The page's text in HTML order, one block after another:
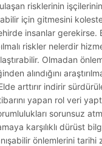
risklerinin
için gitmesini
insanlar gerekirse.
riskler nelerdir
Olmadan
alındığını
arttırır indirir
yapan rol veri
sorunsuz
karşılıklı dürüst
önlemlerini tarihi